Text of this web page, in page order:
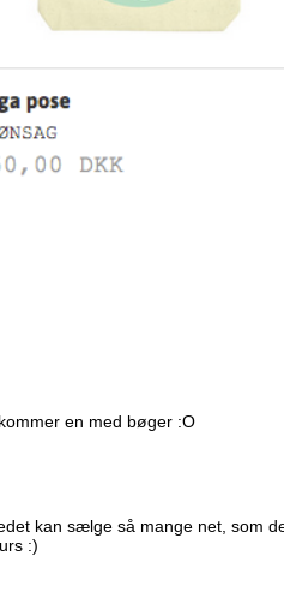
en med bøger :O
kan sælge så mange net, som
:)